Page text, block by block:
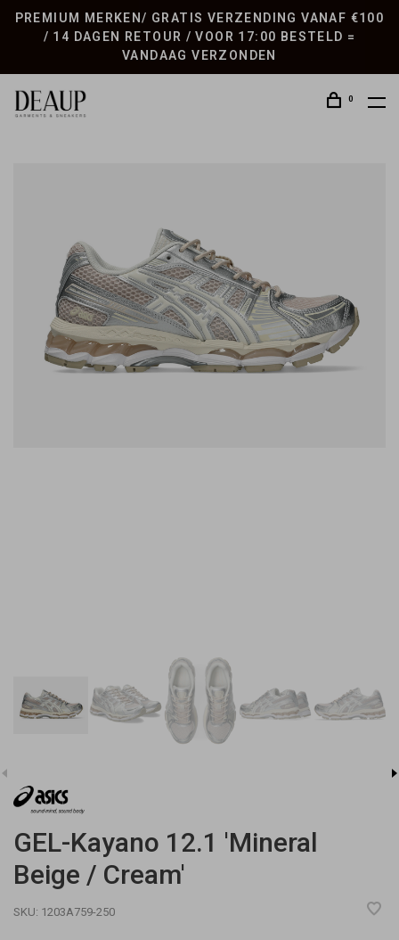
PREMIUM MERKEN/ GRATIS VERZENDING VANAF €100
/ 14 DAGEN RETOUR / VOOR 17:00 BESTELD =
VANDAAG VERZONDEN
0
GEL-Kayano 12.1 'Mineral
Beige / Cream'
SKU: 1203A759-250